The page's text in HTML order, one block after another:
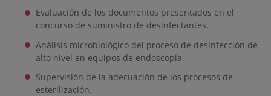
Evaluación de los documentos presentados en el
concurso de suministro de desinfectantes.
Análisis microbiológico del proceso de desinfección de
alto nivel en equipos de endoscopia.
Supervisión de la adecuación de los procesos de
esterilización.